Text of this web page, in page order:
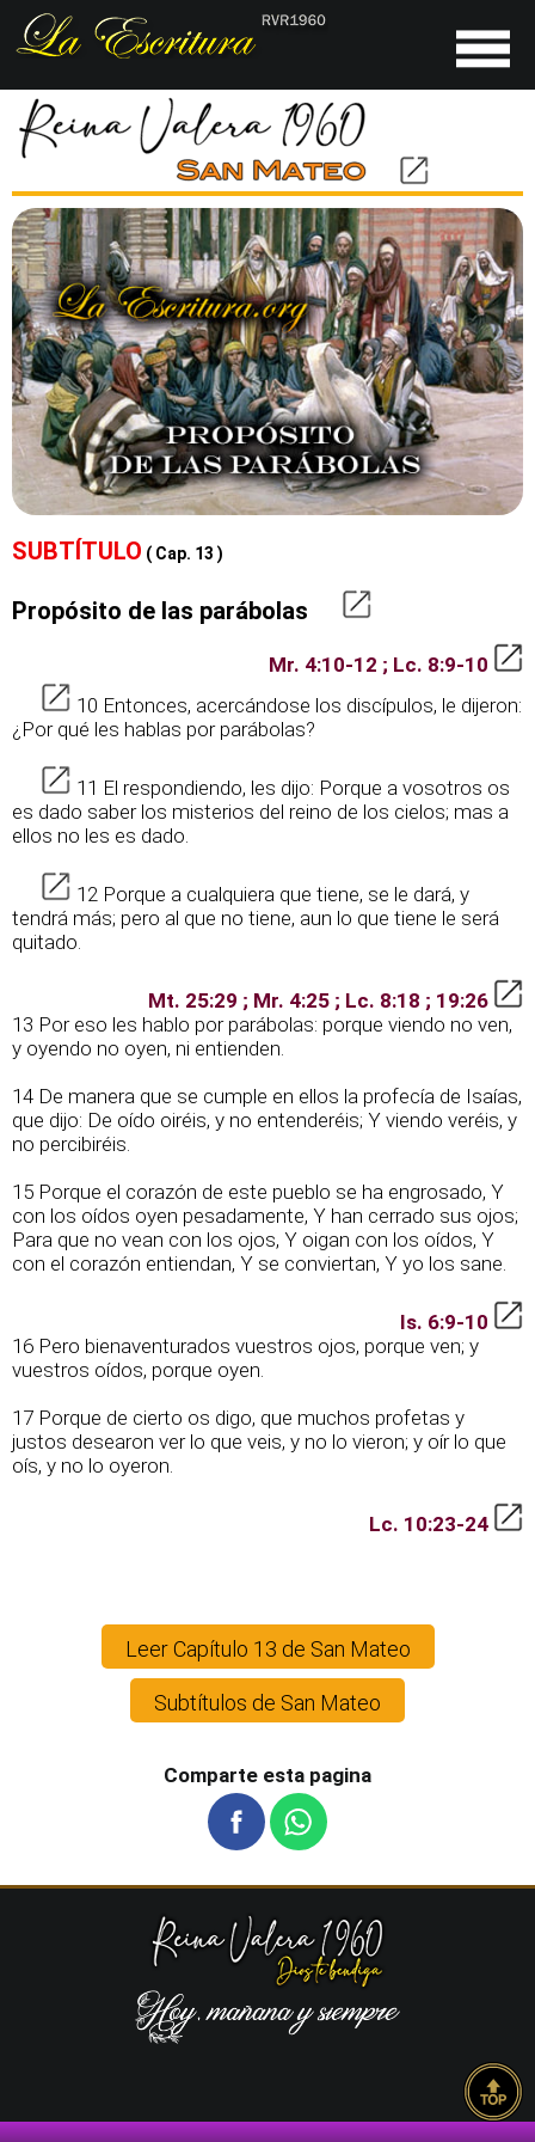
SUBTÍTULO ( Cap. 13 )
Propósito de las parábolas
Mr. 4:10-12 ; Lc. 8:9-10
10 Entonces, acercándose los discípulos, le dijeron:
¿Por qué les hablas por parábolas?
11 El respondiendo, les dijo: Porque a vosotros os
es dado saber los misterios del reino de los cielos; mas a
ellos no les es dado.
12 Porque a cualquiera que tiene, se le dará, y
tendrá más; pero al que no tiene, aun lo que tiene le será
quitado.
Mt. 25:29 ; Mr. 4:25 ; Lc. 8:18 ; 19:26
13 Por eso les hablo por parábolas: porque viendo no ven,
y oyendo no oyen, ni entienden.
14 De manera que se cumple en ellos la profecía de Isaías,
que dijo: De oído oiréis, y no entenderéis; Y viendo veréis, y
no percibiréis.
15 Porque el corazón de este pueblo se ha engrosado, Y
con los oídos oyen pesadamente, Y han cerrado sus ojos;
Para que no vean con los ojos, Y oigan con los oídos, Y
con el corazón entiendan, Y se conviertan, Y yo los sane.
Is. 6:9-10
16 Pero bienaventurados vuestros ojos, porque ven; y
vuestros oídos, porque oyen.
17 Porque de cierto os digo, que muchos profetas y
justos desearon ver lo que veis, y no lo vieron; y oír lo que
oís, y no lo oyeron.
Lc. 10:23-24
Leer Capítulo 13 de San Mateo
Subtítulos de San Mateo
Comparte esta pagina